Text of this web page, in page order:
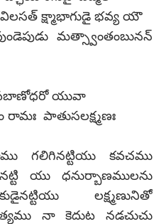
క్ష్మాభాగుడై భవ్య యౌ
మత్స్వాంతంబునన్
చాపబాణోధరో యువా
పాతుసలక్ష్మణః
గలిగినట్టియు కవచము
యు ధనుర్బాణములను
లక్ష్మణునితో
నా కెదుట నడచుచు